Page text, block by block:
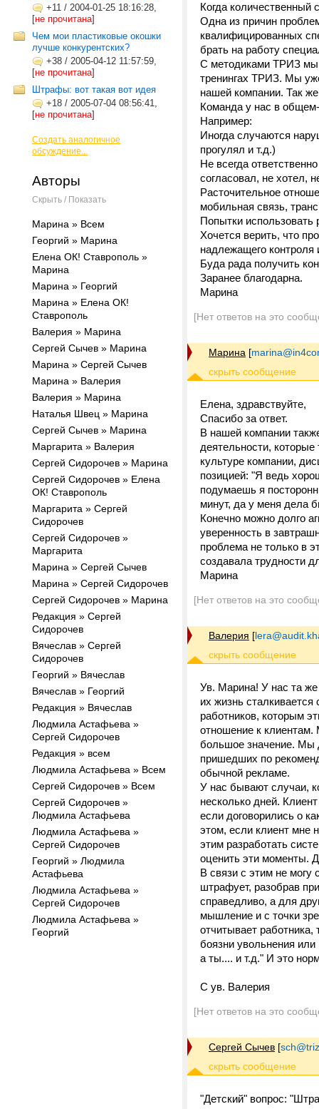
+11 / 2004-01-25 18:16:28,
[не прочитана]
Чем мои пластиковые окошки
лучше конкурентских?
+38 / 2005-04-12 11:57:59,
[не прочитана]
Штрафы: вот такая вот идея
+18 / 2005-07-04 08:56:41,
[не прочитана]
Создать аналогичное
обсуждение...
Авторы
Скрыть / Показать
Марина » Всем
Георгий » Марина
Елена ОК! Ставрополь »
Марина
Марина » Георгий
Марина » Елена ОК!
Ставрополь
Валерия » Марина
Сергей Сычев » Марина
Марина » Сергей Сычев
Марина » Валерия
Валерия » Марина
Наталья Швец » Марина
Сергей Сычев » Марина
Маргарита » Валерия
Сергей Сидорочев » Марина
Сергей Сидорочев » Елена
ОК! Ставрополь
Маргарита » Сергей
Сидорочев
Сергей Сидорочев »
Маргарита
Марина » Сергей Сычев
Марина » Сергей Сидорочев
Сергей Сидорочев » Марина
Редакция » Сергей
Сидорочев
Вячеслав » Сергей
Сидорочев
Георгий » Вячеслав
Вячеслав » Георгий
Редакция » Вячеслав
Людмила Астафьева »
Сергей Сидорочев
Редакция » всем
Людмила Астафьева » Всем
Сергей Сидорочев » Всем
Сергей Сидорочев »
Людмила Астафьева
Людмила Астафьева »
Сергей Сидорочев
Георгий » Людмила
Астафьева
Людмила Астафьева »
Сергей Сидорочев
Людмила Астафьева »
Георгий
Когда количественный
Одна из причин
квалифицированных
брать на работу
С методиками ТРИЗ мы
тренингах ТРИЗ. Мы
нашей компании. Так
Команда у нас в
Например:
Иногда случаются
прогулял и т.д.)
Не всегда
согласовал, не хотел,
Расточительное
мобильная связь,
Попытки
Хочется верить, что
надлежащего контроля
Буда рада получить
Заранее благодарна.
Марина
[Нет ответов на это
Марина [
Елена, здравствуйте,
Спасибо за ответ.
В нашей компании
деятельности,
культуре компании,
позицией: "Я ведь
подумаешь я
минут, да у меня дела
Конечно можно долго
уверенность в
проблема не только в
создавала трудности
Марина
[Нет ответов на это
Валерия [
Ув. Марина! У нас та
их жизнь
работников, которым
отношение к
большое значение. Мы
пришедших по
обычной рекламе.
У нас бывают случаи,
несколько дней.
если договорились о
этом, если клиент мне
этим разработать
оценить эти моменты.
В связи с этим не могу
штрафует, разобрав
справедливо, а для
мышление и с точки
отчитывает
боязни увольнения
а ты.... и т.д." И это
С ув. Валерия
[Нет ответов на это
Сергей Сычев [
"Детский" вопрос: